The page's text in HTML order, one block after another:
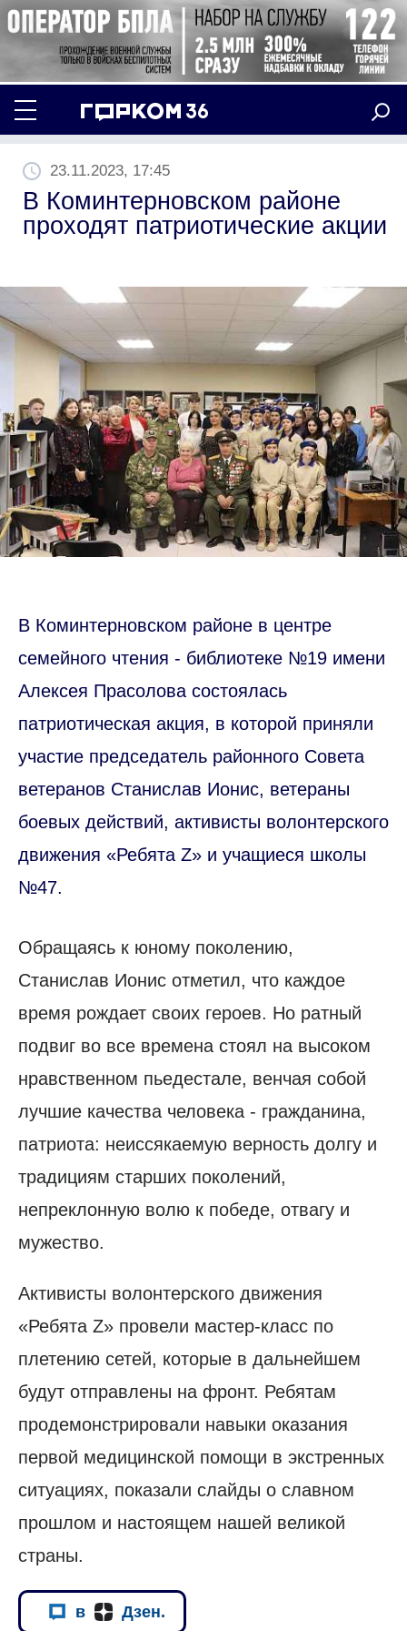
23.11.2023, 17:45
В Коминтерновском районе
проходят патриотические акции
В Коминтерновском районе в центре
семейного чтения - библиотеке №19 имени
Алексея Прасолова состоялась
патриотическая акция, в которой приняли
участие председатель районного Совета
ветеранов Станислав Ионис, ветераны
боевых действий, активисты волонтерского
движения «Ребята Z» и учащиеся школы
№47.
Обращаясь к юному поколению,
Станислав Ионис отметил, что каждое
время рождает своих героев. Но ратный
подвиг во все времена стоял на высоком
нравственном пьедестале, венчая собой
лучшие качества человека - гражданина,
патриота: неиссякаемую верность долгу и
традициям старших поколений,
непреклонную волю к победе, отвагу и
мужество.
Активисты волонтерского движения
«Ребята Z» провели мастер-класс по
плетению сетей, которые в дальнейшем
будут отправлены на фронт. Ребятам
продемонстрировали навыки оказания
первой медицинской помощи в экстренных
ситуациях, показали слайды о славном
прошлом и настоящем нашей великой
страны.
в Дзен.